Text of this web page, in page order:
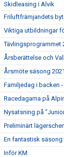
Skidleasing i Alvik
Friluftfrämjandets
Viktiga utbildningar
Tävlingsprogrammet
Årsberättelse och
Årsmöte säsong
Familjedag i backen
Racedagarna på
Nysatsning på
Preliminärt
En fantastisk säsong
Inför KM